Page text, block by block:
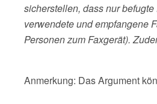
sicherstellen, dass nur
verwendete und empfangene
Personen zum Faxgerät).
Anmerkung: Das Argument